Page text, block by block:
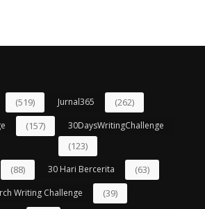
(519) Jurnal365 (262)
(157) 30DaysWritingChallenge
(123)
(88) 30 Hari Bercerita (63)
Writing Challenge (39)